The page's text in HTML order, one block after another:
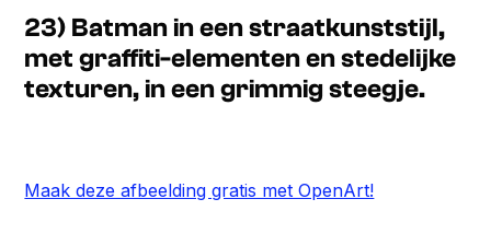
23) Batman in een straatkunststijl,
met graffiti-elementen en stedelijke
texturen, in een grimmig steegje.
Maak deze afbeelding gratis met OpenArt!